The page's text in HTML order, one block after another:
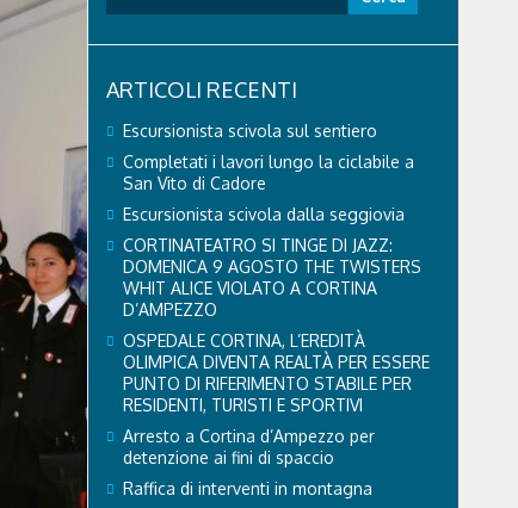
ARTICOLI RECENTI
Escursionista scivola sul sentiero
Completati i lavori lungo la ciclabile a
San Vito di Cadore
Escursionista scivola dalla seggiovia
CORTINATEATRO SI TINGE DI JAZZ:
DOMENICA 9 AGOSTO THE TWISTERS
WHIT ALICE VIOLATO A CORTINA
D’AMPEZZO
OSPEDALE CORTINA, L’EREDITÀ
OLIMPICA DIVENTA REALTÀ PER ESSERE
PUNTO DI RIFERIMENTO STABILE PER
RESIDENTI, TURISTI E SPORTIVI
Arresto a Cortina d’Ampezzo per
detenzione ai fini di spaccio
Raffica di interventi in montagna